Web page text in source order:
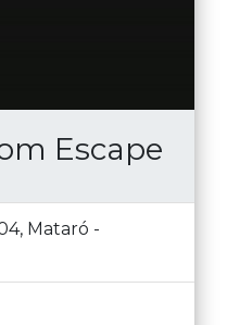
Escape
, Mataró -